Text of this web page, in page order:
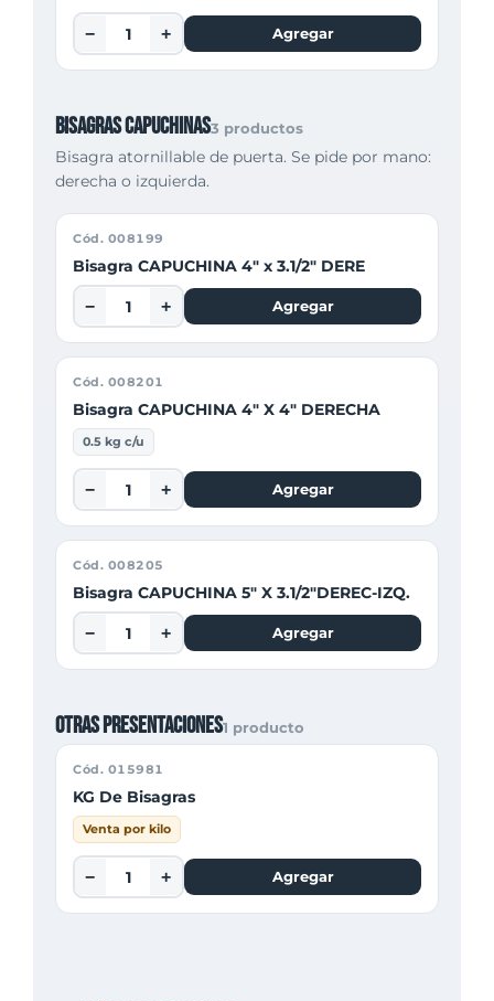
− + Agregar
Bisagras capuchinas3 productos
Bisagra atornillable de puerta. Se pide por mano:
derecha o izquierda.
Cód. 008199
Bisagra CAPUCHINA 4" x 3.1/2" DERE
− + Agregar
Cód. 008201
Bisagra CAPUCHINA 4" X 4" DERECHA
0.5 kg c/u
− + Agregar
Cód. 008205
Bisagra CAPUCHINA 5" X 3.1/2"DEREC-IZQ.
− + Agregar
Otras presentaciones1 producto
Cód. 015981
KG De Bisagras
Venta por kilo
− + Agregar